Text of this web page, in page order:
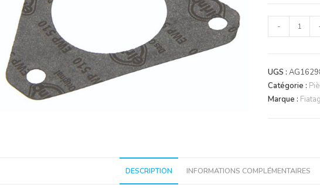
quantité
de
de
pompe
à
-
UGS :
Catégorie :
Marque :
DESCRIPTION INFORMATIONS COMPLÉMENTAIRES